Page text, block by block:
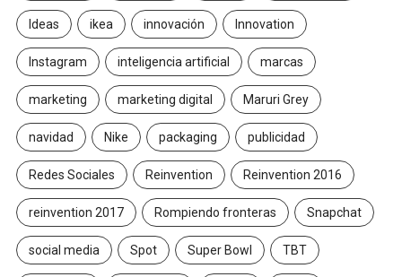
Ideas ikea innovación Innovation
Instagram inteligencia artificial marcas
marketing marketing digital Maruri Grey
navidad Nike packaging publicidad
Redes Sociales Reinvention Reinvention 2016
reinvention 2017 Rompiendo fronteras Snapchat
social media Spot Super Bowl TBT